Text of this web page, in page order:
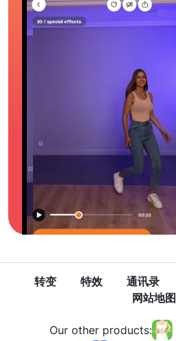
转变 特效 通讯录
网站地图
Our other products: